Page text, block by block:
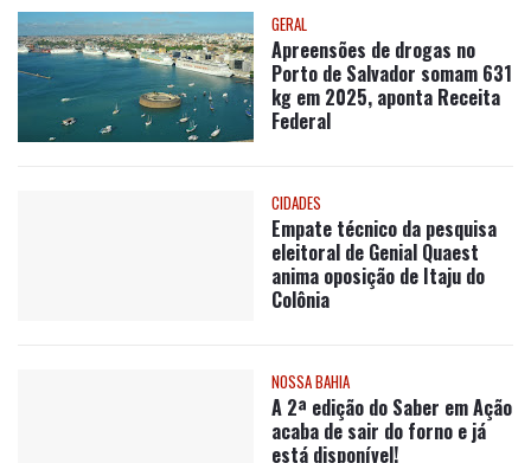
GERAL
Apreensões de drogas no
Porto de Salvador somam 631
kg em 2025, aponta Receita
Federal
CIDADES
Empate técnico da pesquisa
eleitoral de Genial Quaest
anima oposição de Itaju do
Colônia
NOSSA BAHIA
A 2ª edição do Saber em Ação
acaba de sair do forno e já
está disponível!